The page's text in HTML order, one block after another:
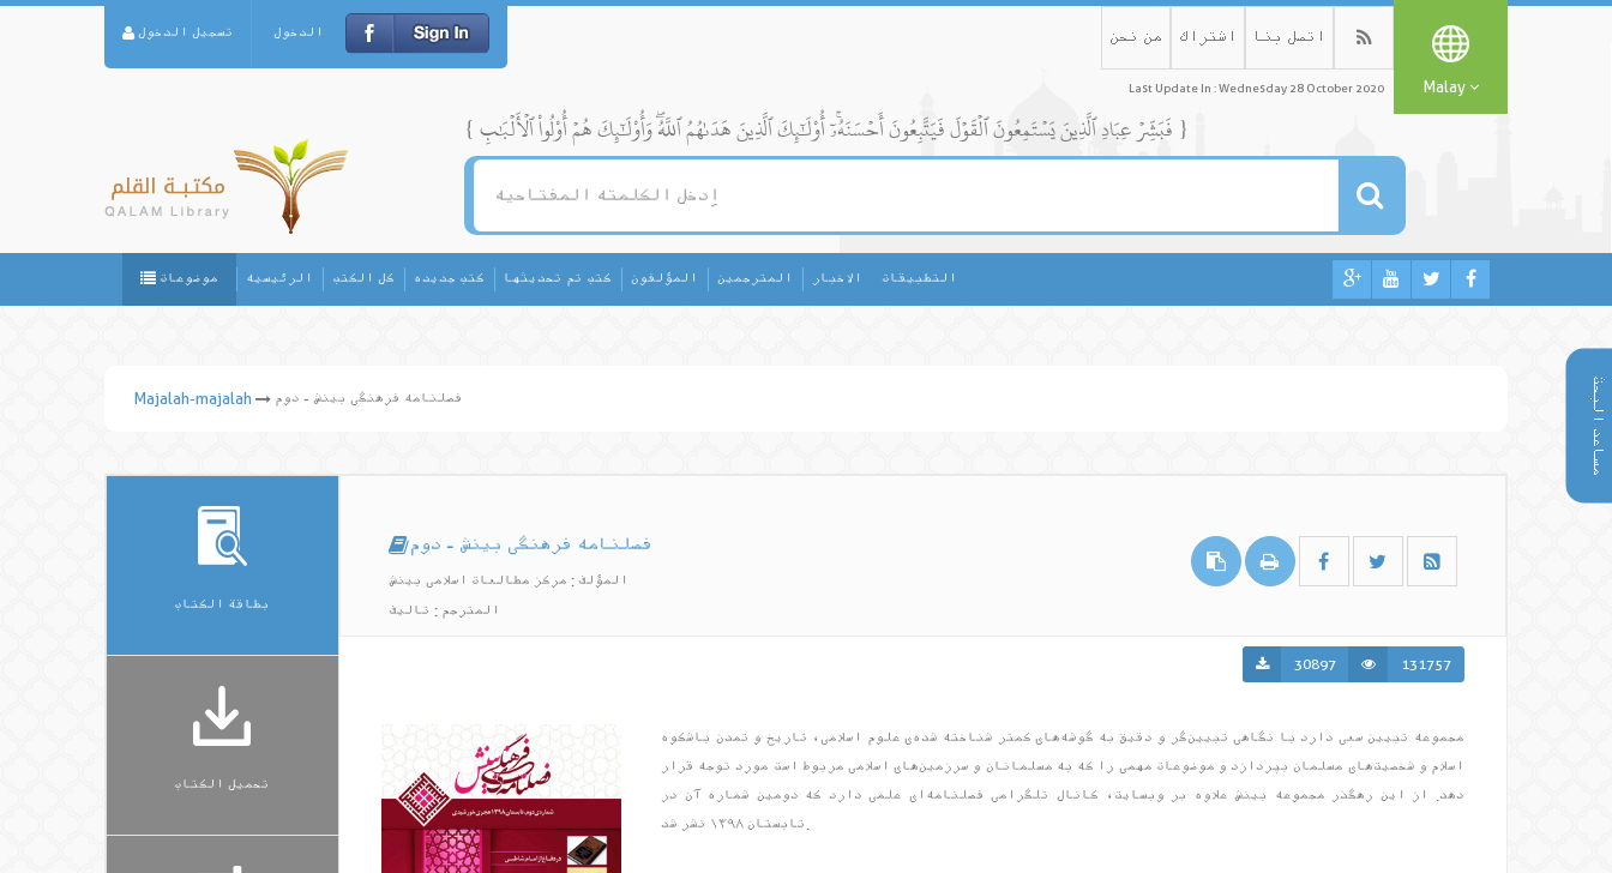
مساعد البحث
تسجيل الدخول الدخول من نحن اشتراك اتصل بنا
Last Update In : Wednesday 28 October 2020 Malay
{ فَبَشِّرۡ عِبَادِ ٱلَّذِينَ يَسۡتَمِعُونَ ٱلۡقَوۡلَ فَيَتَّبِعُونَ أَحۡسَنَهُۥٓۚ أُوْلَٰٓئِكَ ٱلَّذِينَ هَدَىٰهُمُ ٱللَّهُۖ وَأُوْلَٰٓئِكَ هُمۡ أُوْلُواْ ٱلۡأَلۡبَٰبِ }
موضوعات الرئيسيه كل الكتب كتب جديده كتب تم تحديثها المؤلفون المترجمين الاخبار التطبيقات
Majalah-majalah فصلنامه فرهنگی بینش - دوم
بطاقة الكتاب
تحميل الكتاب
فصلنامه فرهنگی بینش - دوم
المؤلف : مرکز مطالعات اسلامی بینش
المترجم : تالیف
30897 131757
مجموعه تبیین سعی دارد با نگاهی تبیین‌گر و دقیق به گوشه‌های کمتر شناخته شده‌ی علوم اسلامی، تاریخ و تمدن باشکوه
اسلام و شخصیت‌های مسلمان بپردازد و موضوعات مهمی را که به مسلمانان و سرزمین‌های اسلامی مربوط است مورد توجه قرار
دهد. از این رهگذر مجموعه بینش علاوه بر وبسایت، کانال تلگرامی فصلنامه‌ای علمی دارد که دومین شماره آن در
تابستان ۱۳۹۸ نشر شد.